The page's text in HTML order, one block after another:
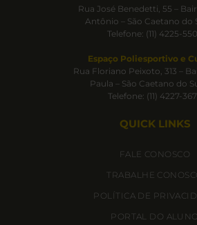
Rua José Benedetti, 55 –
Antônio – São Caetano do
Telefone: (11) 4225-
Espaço Poliesportivo e
Rua Floriano Peixoto, 313 –
Paula – São Caetano do
Telefone: (11) 4227-
QUICK LINKS
FALE CONOSCO
TRABALHE
POLÍTICA DE
PORTAL DO ALUNO